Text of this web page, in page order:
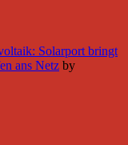
Solarport bringt
ans Netz by